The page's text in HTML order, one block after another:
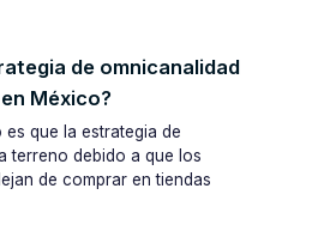
de omnicanalidad
México?
que la estrategia de
terreno debido a que los
de comprar en tiendas